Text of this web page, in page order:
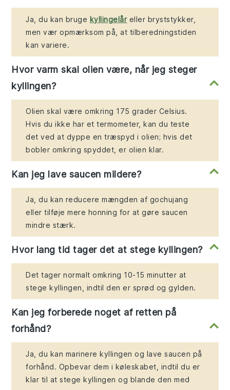
Ja, du kan bruge kyllingelåreller bryststykker,
men vær opmærksom på, at tilberedningstiden
kan variere.
Hvor varm skal olien være, når jeg steger
kyllingen?
Olien skal være omkring 175 grader Celsius.
Hvis du ikke har et termometer, kan du teste
det ved at dyppe en træspyd i olien; hvis det
bobler omkring spyddet, er olien klar.
Kan jeg lave saucen mildere?
Ja, du kan reducere mængden af gochujang
eller tilføje mere honning for at gøre saucen
mindre stærk.
Hvor lang tid tager det at stege kyllingen?
Det tager normalt omkring 10-15 minutter at
stege kyllingen, indtil den er sprød og gylden.
Kan jeg forberede noget af retten på
forhånd?
Ja, du kan marinere kyllingen og lave saucen på
forhånd. Opbevar dem i køleskabet, indtil du er
klar til at stege kyllingen og blande den med